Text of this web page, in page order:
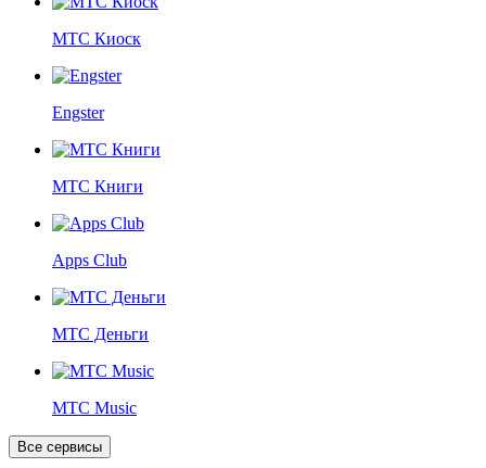
МТС Киоск
Engster
МТС Книги
Apps Club
МТС Деньги
МТС Music
Все сервисы